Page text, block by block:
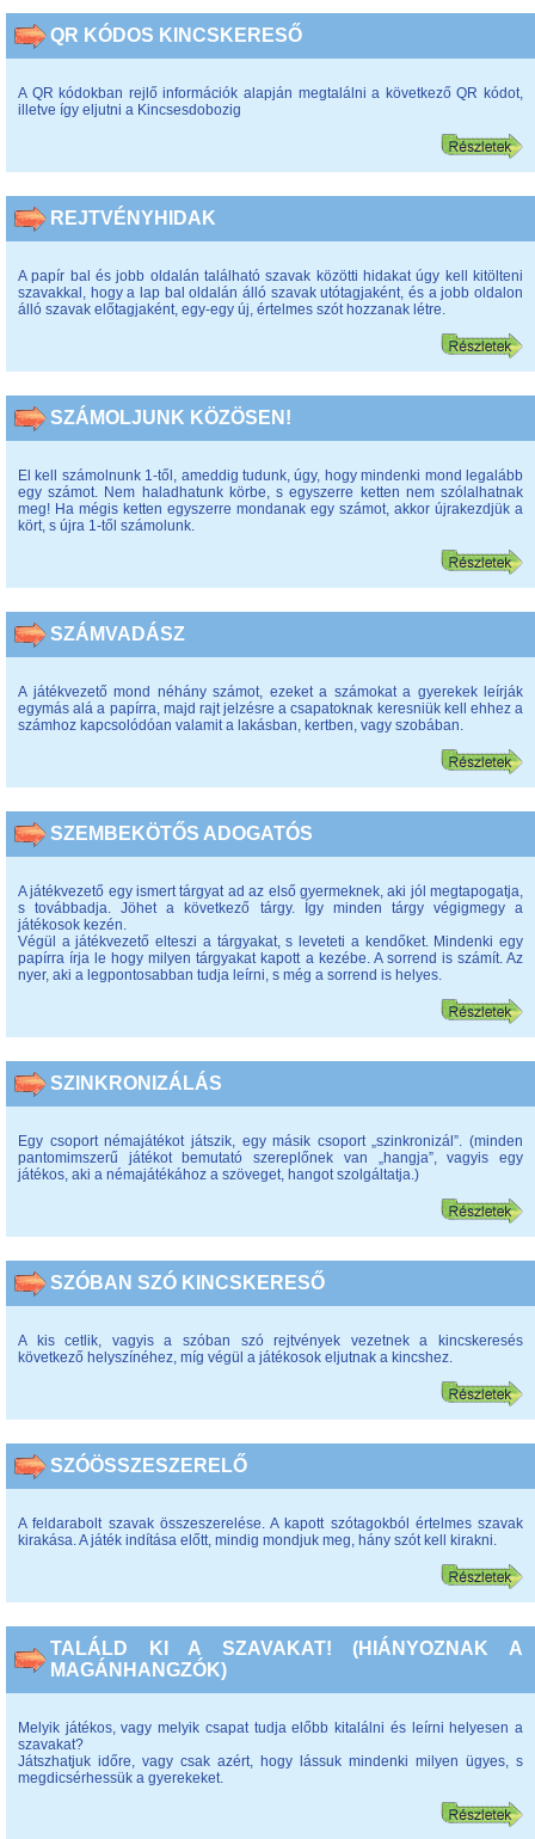
QR KÓDOS KINCSKERESŐ
A QR kódokban rejlő információk alapján megtalálni a következő QR kódot,
illetve így eljutni a Kincsesdobozig
REJTVÉNYHIDAK
A papír bal és jobb oldalán található szavak közötti hidakat úgy kell kitölteni
szavakkal, hogy a lap bal oldalán álló szavak utótagjaként, és a jobb oldalon
álló szavak előtagjaként, egy-egy új, értelmes szót hozzanak létre.
SZÁMOLJUNK KÖZÖSEN!
El kell számolnunk 1-től, ameddig tudunk, úgy, hogy mindenki mond legalább
egy számot. Nem haladhatunk körbe, s egyszerre ketten nem szólalhatnak
meg! Ha mégis ketten egyszerre mondanak egy számot, akkor újrakezdjük a
kört, s újra 1-től számolunk.
SZÁMVADÁSZ
A játékvezető mond néhány számot, ezeket a számokat a gyerekek leírják
egymás alá a papírra, majd rajt jelzésre a csapatoknak keresniük kell ehhez a
számhoz kapcsolódóan valamit a lakásban, kertben, vagy szobában.
SZEMBEKÖTŐS ADOGATÓS
A játékvezető egy ismert tárgyat ad az első gyermeknek, aki jól megtapogatja,
s továbbadja. Jöhet a következő tárgy. Így minden tárgy végigmegy a
játékosok kezén.
Végül a játékvezető elteszi a tárgyakat, s leveteti a kendőket. Mindenki egy
papírra írja le hogy milyen tárgyakat kapott a kezébe. A sorrend is számít. Az
nyer, aki a legpontosabban tudja leírni, s még a sorrend is helyes.
SZINKRONIZÁLÁS
Egy csoport némajátékot játszik, egy másik csoport „szinkronizál”. (minden
pantomimszerű játékot bemutató szereplőnek van „hangja”, vagyis egy
játékos, aki a némajátékához a szöveget, hangot szolgáltatja.)
SZÓBAN SZÓ KINCSKERESŐ
A kis cetlik, vagyis a szóban szó rejtvények vezetnek a kincskeresés
következő helyszínéhez, míg végül a játékosok eljutnak a kincshez.
SZÓÖSSZESZERELŐ
A feldarabolt szavak összeszerelése. A kapott szótagokból értelmes szavak
kirakása. A játék indítása előtt, mindig mondjuk meg, hány szót kell kirakni.
TALÁLD KI A SZAVAKAT! (HIÁNYOZNAK A
MAGÁNHANGZÓK)
Melyik játékos, vagy melyik csapat tudja előbb kitalálni és leírni helyesen a
szavakat?
Játszhatjuk időre, vagy csak azért, hogy lássuk mindenki milyen ügyes, s
megdicsérhessük a gyerekeket.